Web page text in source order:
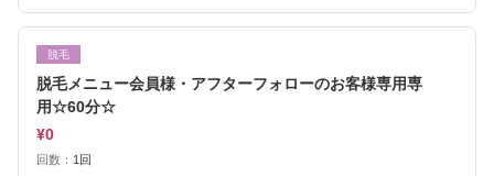
脱毛
脱毛メニュー会員様・アフターフォローのお客様専用専
用☆60分☆
¥0
回数： 1回